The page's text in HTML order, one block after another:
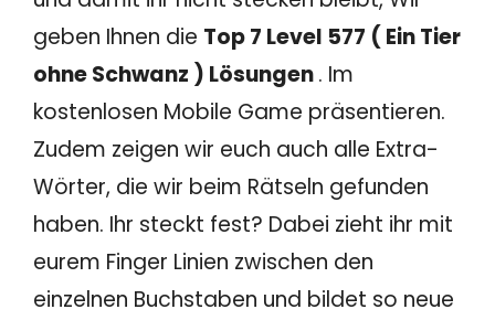
geben Ihnen die Top 7 Level 577 ( Ein Tier
ohne Schwanz ) Lösungen. Im
kostenlosen Mobile Game präsentieren.
Zudem zeigen wir euch auch alle Extra-
Wörter, die wir beim Rätseln gefunden
haben. Ihr steckt fest? Dabei zieht ihr mit
eurem Finger Linien zwischen den
einzelnen Buchstaben und bildet so neue